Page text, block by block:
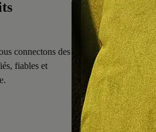
connectons des
fiables et